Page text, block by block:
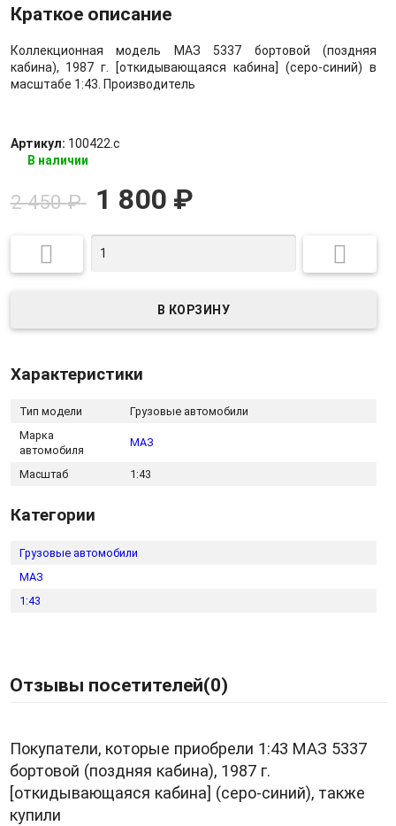
Краткое описание
Коллекционная модель МАЗ 5337 бортовой (поздняя
кабина), 1987 г. [откидывающаяся кабина] (серо-синий) в
масштабе 1:43. Производитель
Артикул: 100422.с
В наличии
2 450₽ 1 800 ₽
 
Характеристики
Тип модели
Грузовые автомобили
Марка
автомобиля
МАЗ
Масштаб 1:43
Категории
Грузовые автомобили
МАЗ
1:43
Отзывы посетителей(0)
Покупатели, которые приобрели 1:43 МАЗ 5337
бортовой (поздняя кабина), 1987 г.
[откидывающаяся кабина] (серо-синий), также
купили